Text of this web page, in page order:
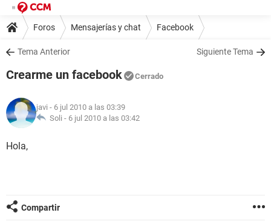
Foros Mensajerías y chat Facebook
Tema Anterior Siguiente Tema
Crearme un facebook Cerrado
javi - 6 jul 2010 a las 03:39
Soli - 6 jul 2010 a las 03:42
Hola,
Compartir